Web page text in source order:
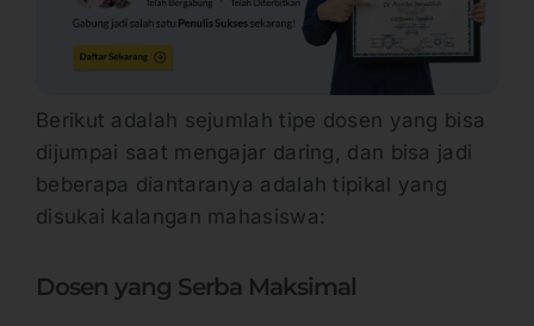
Berikut adalah sejumlah tipe dosen yang bisa
dijumpai saat mengajar daring, dan bisa jadi
beberapa diantaranya adalah tipikal yang
disukai kalangan mahasiswa:
Dosen yang Serba Maksimal